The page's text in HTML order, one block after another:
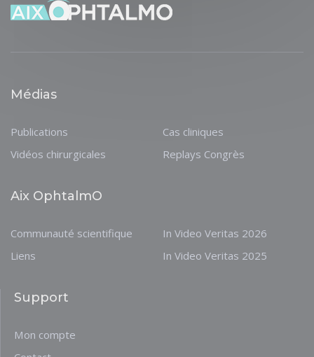
Médias
Publications
Vidéos chirurgicales
Cas cliniques
Replays Congrès
Aix OphtalmO
Communauté scientifique
Liens
In Video Veritas 2026
In Video Veritas 2025
Support
Mon compte